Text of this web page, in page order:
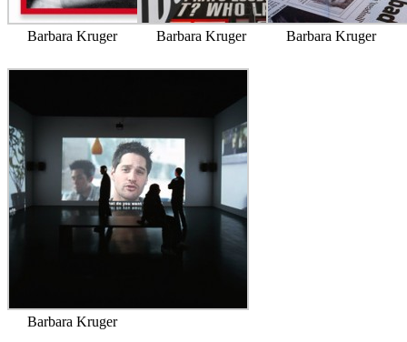
Barbara Kruger Barbara Kruger Barbara Kruger
Barbara Kruger